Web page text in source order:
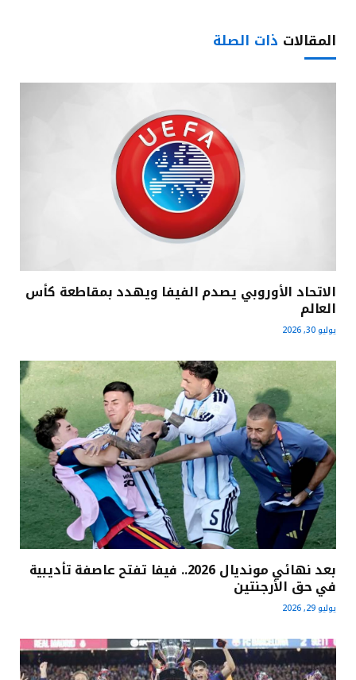
المقالات ذات الصلة
الاتحاد الأوروبي يصدم الفيفا ويهدد بمقاطعة كأس
العالم
يوليو 30, 2026
بعد نهائي مونديال 2026.. فيفا تفتح عاصفة تأديبية
في حق الأرجنتين
يوليو 29, 2026